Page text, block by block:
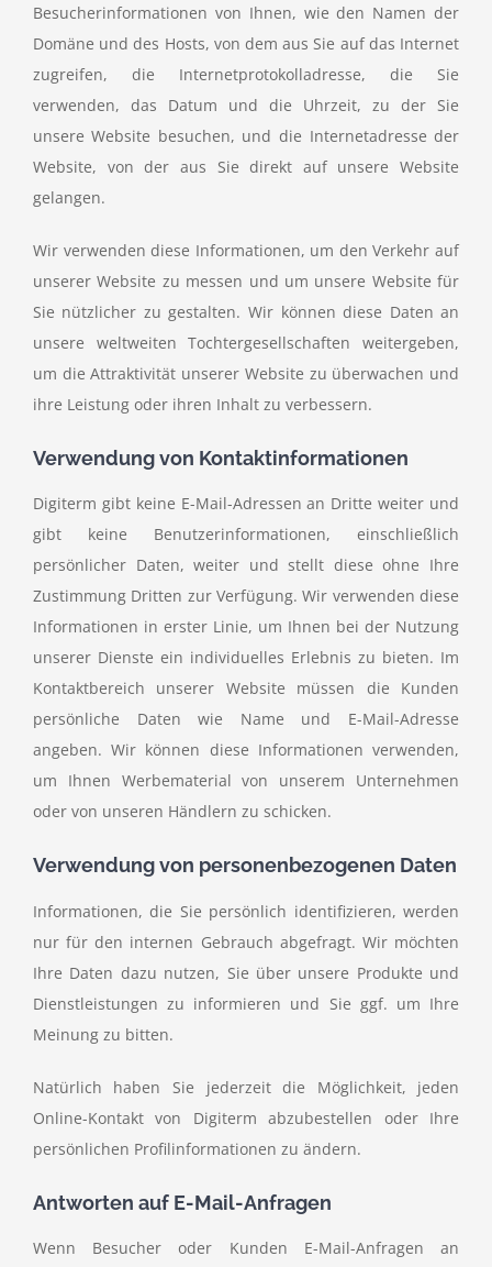
Besucherinformationen von Ihnen, wie den Namen der
Domäne und des Hosts, von dem aus Sie auf das Internet
zugreifen, die Internetprotokolladresse, die Sie
verwenden, das Datum und die Uhrzeit, zu der Sie
unsere Website besuchen, und die Internetadresse der
Website, von der aus Sie direkt auf unsere Website
gelangen.
Wir verwenden diese Informationen, um den Verkehr auf
unserer Website zu messen und um unsere Website für
Sie nützlicher zu gestalten. Wir können diese Daten an
unsere weltweiten Tochtergesellschaften weitergeben,
um die Attraktivität unserer Website zu überwachen und
ihre Leistung oder ihren Inhalt zu verbessern.
Verwendung von Kontaktinformationen
Digiterm gibt keine E-Mail-Adressen an Dritte weiter und
gibt keine Benutzerinformationen, einschließlich
persönlicher Daten, weiter und stellt diese ohne Ihre
Zustimmung Dritten zur Verfügung. Wir verwenden diese
Informationen in erster Linie, um Ihnen bei der Nutzung
unserer Dienste ein individuelles Erlebnis zu bieten. Im
Kontaktbereich unserer Website müssen die Kunden
persönliche Daten wie Name und E-Mail-Adresse
angeben. Wir können diese Informationen verwenden,
um Ihnen Werbematerial von unserem Unternehmen
oder von unseren Händlern zu schicken.
Verwendung von personenbezogenen Daten
Informationen, die Sie persönlich identifizieren, werden
nur für den internen Gebrauch abgefragt. Wir möchten
Ihre Daten dazu nutzen, Sie über unsere Produkte und
Dienstleistungen zu informieren und Sie ggf. um Ihre
Meinung zu bitten.
Natürlich haben Sie jederzeit die Möglichkeit, jeden
Online-Kontakt von Digiterm abzubestellen oder Ihre
persönlichen Profilinformationen zu ändern.
Antworten auf E-Mail-Anfragen
Wenn Besucher oder Kunden E-Mail-Anfragen an